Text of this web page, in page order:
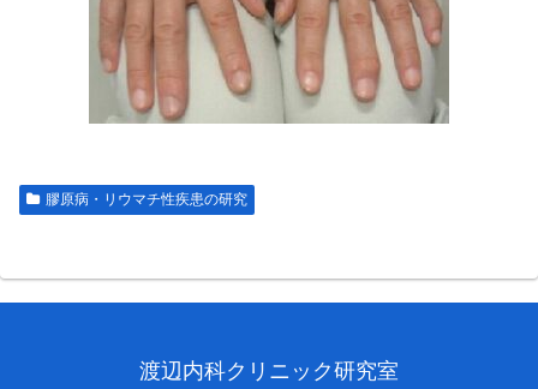
膠原病・リウマチ性疾患の研究
渡辺内科クリニック研究室